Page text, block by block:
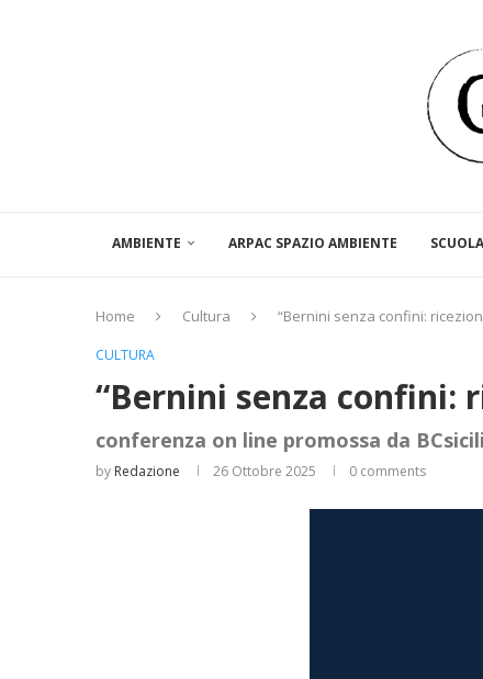
AMBIENTE ARPAC SPAZIO AMBIENTE SCUOLA
Home Cultura “Bernini senza confini:
CULTURA
“Bernini senza confini:
conferenza on line promossa da
by Redazione 26 Ottobre 2025 0 comments